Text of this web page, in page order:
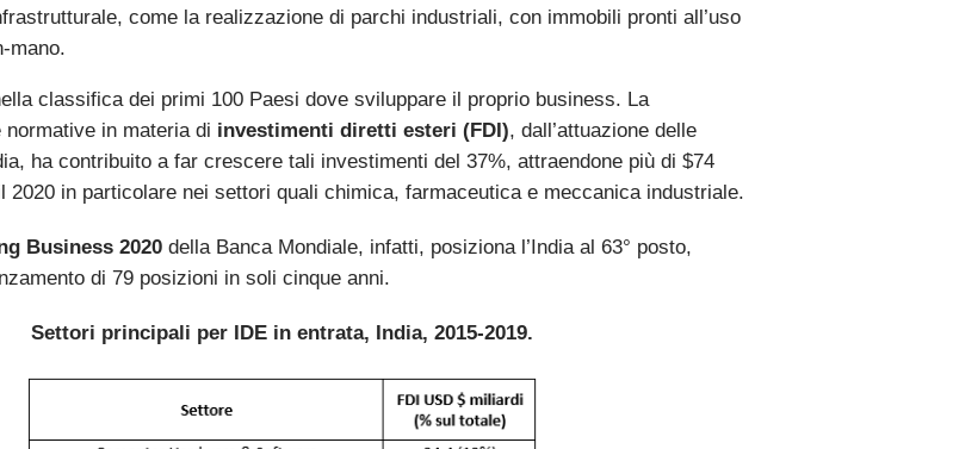
come la realizzazione di parchi industriali, con immobili pronti all’uso
mano.
classifica dei primi 100 Paesi dove sviluppare il proprio business. La
in materia di investimenti diretti esteri (FDI), dall’attuazione delle
ha contribuito a far crescere tali investimenti del 37%, attraendone più di $74
2020 in particolare nei settori quali chimica, farmaceutica e meccanica industriale.
Business 2020della Banca Mondiale, infatti, posiziona l’India al 63° posto,
di 79 posizioni in soli cinque anni.
Settori principali per IDE in entrata, India, 2015-2019.